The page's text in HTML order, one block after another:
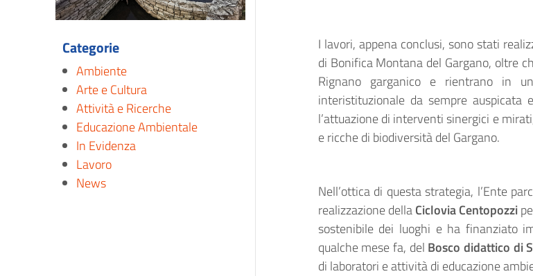
Categorie
Ambiente
Arte e Cultura
Attività e Ricerche
Educazione Ambientale
In Evidenza
Lavoro
News
I lavori, appena conclusi, sono stati
di Bonifica Montana del Gargano, oltre
Rignano garganico e rientrano in
interistituzionale da sempre auspicata
l’attuazione di interventi sinergici e
e ricche di biodiversità del Gargano.
Nell’ottica di questa strategia, l’Ente
realizzazione dellaCiclovia Centopozzi
sostenibile dei luoghi e ha finanziato
qualche mese fa, del Bosco didattico di
di laboratori e attività di educazione